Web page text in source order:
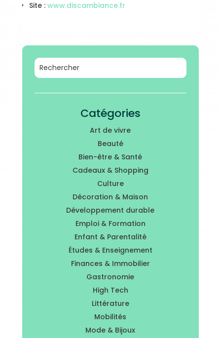
Site :www.discambiance.fr
Catégories
Art de vivre
Beauté
Bien-être & Santé
Cadeaux & Shopping
Culture
Décoration & Maison
Développement durable
Emploi & Formation
Enfant & Parentalité
Études & Enseignement
Finances & Immobilier
Gastronomie
High Tech
Littérature
Mobilités
Mode & Bijoux